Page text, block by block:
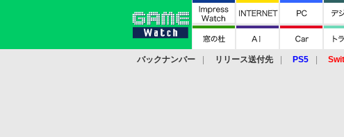
バックナンバー リリース送付先 PS5